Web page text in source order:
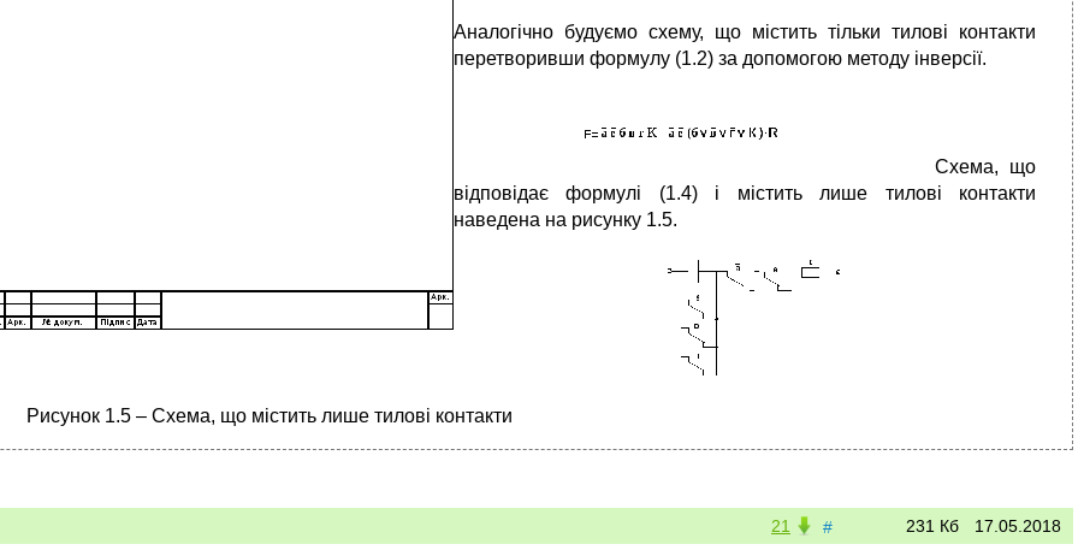
Аналогічно будуємо схему, що містить тільки тилові контакти
перетворивши формулу (1.2) за допомогою методу інверсії.
Схема, що
відповідає формулі (1.4) і містить лише тилові контакти
наведена на рисунку 1.5.
Рисунок 1.5 – Схема, що містить лише тилові контакти
# 17.05.2018
231 Кб
21